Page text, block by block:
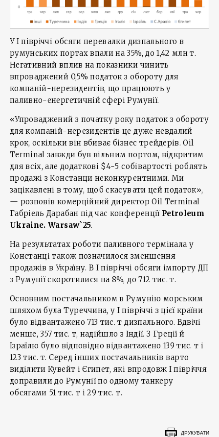
У I півріччі обсяги перевалки дизпального в
румунських портах впали на 35%, до 1,42 млн т.
Негативний вплив на показники чинить
впроваджений 0,5% податок з обороту для
компаній-нерезидентів, що працюють у
паливно-енергетичній сфері Румунії.
«Упроваджений з початку року податок з обороту
для компаній-нерезидентів це дуже невдалий
крок, оскільки він вбиває бізнес трейдерів. Oil
Terminal завжди був вільним портом, відкритим
для всіх, але додаткові $4-5 собівартості роблять
продажі з Констанци неконкурентними. Ми
зацікавлені в тому, щоб скасувати цей податок»,
— розповів комерційний директор Oil Terminal
Габріель Дарабан під час конференції Petroleum
Ukraine. Warsaw`25.
На результатах роботи паливного термінала у
Констанці також позначилося зменшення
продажів в Україну. В I півріччі обсяги імпорту ДП
з Румунії скоротилися на 8%, до 712 тис. т.
Основним постачальником в Румунію морським
шляхом була Туреччина, у I півріччі з цієї країни
було відвантажено 713 тис. т дизпального. Вдвічі
менше, 357 тис. т, надійшло з Індії. З Греції й
Ізраїлю було відповідно відвантажено 139 тис. т і
123 тис. т. Серед інших постачальників варто
виділити Кувейт і Єгипет, які впродовж I півріччя
доправили до Румунії по одному танкеру
обсягами 51 тис. т і 29 тис. т.
ДРУКУВАТИ